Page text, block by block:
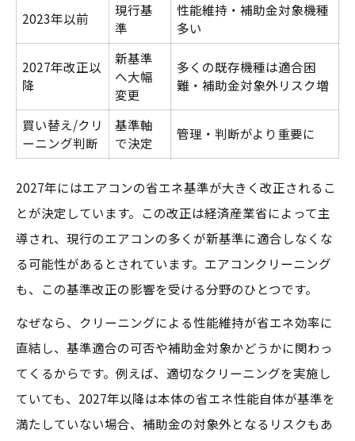
2023年以前
現行基
準
性能維持・補助金対象機種
多い
2027年改正以
降
新基準
へ大幅
変更
多くの既存機種は適合困
難・補助金対象外リスク増
買い替え/クリ
ーニング判断
基準軸
で決定
管理・判断がより重要に
2027年にはエアコンの省エネ基準が大きく改正されるこ
とが決定しています。この改正は経済産業省によって主
導され、現行のエアコンの多くが新基準に適合しなくな
る可能性があるとされています。エアコンクリーニング
も、この基準改正の影響を受ける分野のひとつです。
なぜなら、クリーニングによる性能維持が省エネ効率に
直結し、基準適合の可否や補助金対象かどうかに関わっ
てくるからです。例えば、適切なクリーニングを実施し
ていても、2027年以降は本体の省エネ性能自体が基準を
満たしていない場合、補助金の対象外となるリスクもあ